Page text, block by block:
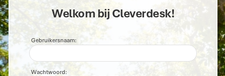
Welkom bij Cleverdesk!
Gebruikersnaam:
Wachtwoord: